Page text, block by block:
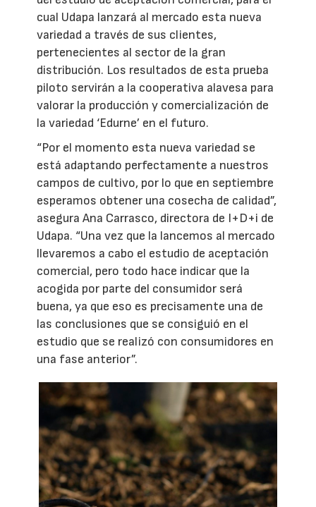
cual Udapa lanzará al mercado esta nueva
variedad a través de sus clientes,
pertenecientes al sector de la gran
distribución. Los resultados de esta prueba
piloto servirán a la cooperativa alavesa para
valorar la producción y comercialización de
la variedad ‘Edurne’ en el futuro.
“Por el momento esta nueva variedad se
está adaptando perfectamente a nuestros
campos de cultivo, por lo que en septiembre
esperamos obtener una cosecha de calidad”,
asegura Ana Carrasco, directora de I+D+i de
Udapa. “Una vez que la lancemos al mercado
llevaremos a cabo el estudio de aceptación
comercial, pero todo hace indicar que la
acogida por parte del consumidor será
buena, ya que eso es precisamente una de
las conclusiones que se consiguió en el
estudio que se realizó con consumidores en
una fase anterior”.